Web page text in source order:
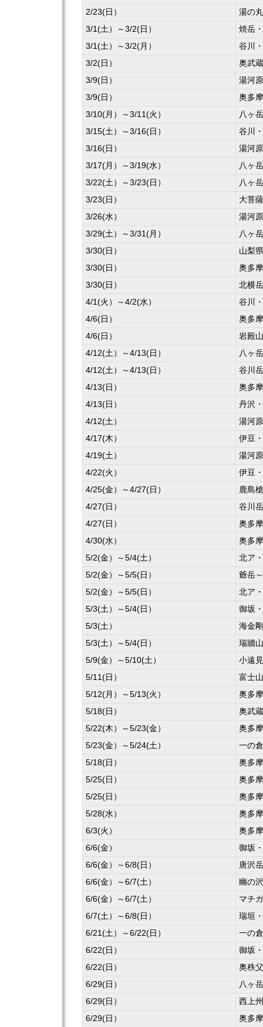
2/23(日）
湯の
3/1(土）～3/2(日）
焼岳
3/1(土）～3/2(月）
谷川
3/2(日）
奥武
3/9(日）
湯河
3/9(日）
奥多
3/10(月）～3/11(火）
八ヶ
3/15(土）～3/16(日）
谷川
3/16(日）
湯河
3/17(月）～3/19(水）
八ヶ
3/22(土）～3/23(日）
八ヶ
3/23(日）
大菩
3/26(水）
湯河
3/29(土）～3/31(月）
八ヶ
3/30(日）
山梨
3/30(日）
奥多
3/30(日）
北横岳
4/1(火）～4/2(水）
谷川
4/6(日）
奥多
4/6(日）
岩殿山
4/12(土）～4/13(日）
八ヶ
4/12(土）～4/13(日）
谷川
4/13(日）
奥多
4/13(日）
丹沢
4/12(土）
湯河
4/17(木）
伊豆
4/19(土）
湯河
4/22(火）
伊豆
4/25(金）～4/27(日）
鹿島
4/27(日）
谷川岳
4/27(日）
奥多
4/30(水）
奥多
5/2(金）～5/4(土）
北ア
5/2(金）～5/5(日）
爺岳
5/2(金）～5/5(日）
北ア
5/3(土）～5/4(日）
御坂
5/3(土）
海金
5/3(土）～5/4(日）
瑞牆
5/9(金）～5/10(土）
小遠
5/11(日）
富士
5/12(月）～5/13(火）
奥多
5/18(日）
奥武
5/22(木）～5/23(金）
奥多
5/23(金）～5/24(土）
一の
5/18(日）
奥多
5/25(日）
奥多
5/25(日）
奥多
5/28(水）
奥多
6/3(火）
奥多
6/6(金）
御坂
6/6(金）～6/8(日）
唐沢
6/6(金）～6/7(土）
幽の
6/6(金）～6/7(土）
マチ
6/7(土）～6/8(日）
瑞垣
6/21(土）～6/22(日）
一の
6/22(日）
御坂
6/22(日）
奥秩
6/29(日）
八ヶ
6/29(日）
西上
6/29(日）
奥多